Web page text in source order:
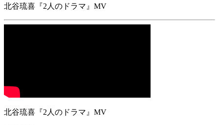
北谷琉喜『2人のドラマ』MV
北谷琉喜『2人のドラマ』MV